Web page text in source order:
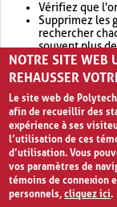
Vérifiez que
Supprimez les
rechercher
souvent plus
Envisagez
retournera
NOTRE SITE WEB
REHAUSSER
Le site web de
afin de recueillir des
expérience à ses
l’utilisation de ces
d’utilisation. Vous
vos paramètres de
témoins de connexion
personnels,cliquez ici.